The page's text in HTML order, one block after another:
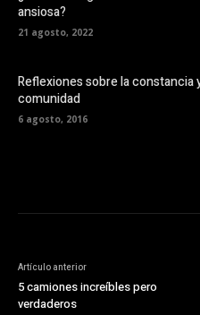
ansiosa?
21 agosto, 2022
Reflexiones sobre la constancia
comunidad
6 agosto, 2016
Artículo anterior
5 camiones increíbles pero
verdaderos